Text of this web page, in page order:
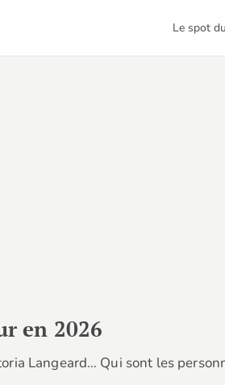
Le spot
en 2026
Langeard… Qui sont les